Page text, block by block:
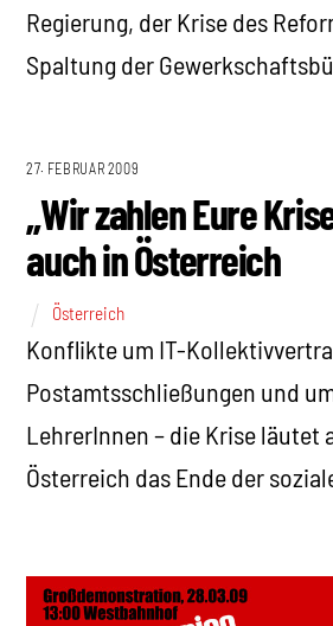
Regierung, der Krise des
Spaltung der
27. FEBRUAR 2009
„Wir zahlen Eure
auch in Österreich
Österreich
Konflikte um IT-
Postamtsschließungen und
LehrerInnen – die Krise läutet
Österreich das Ende der